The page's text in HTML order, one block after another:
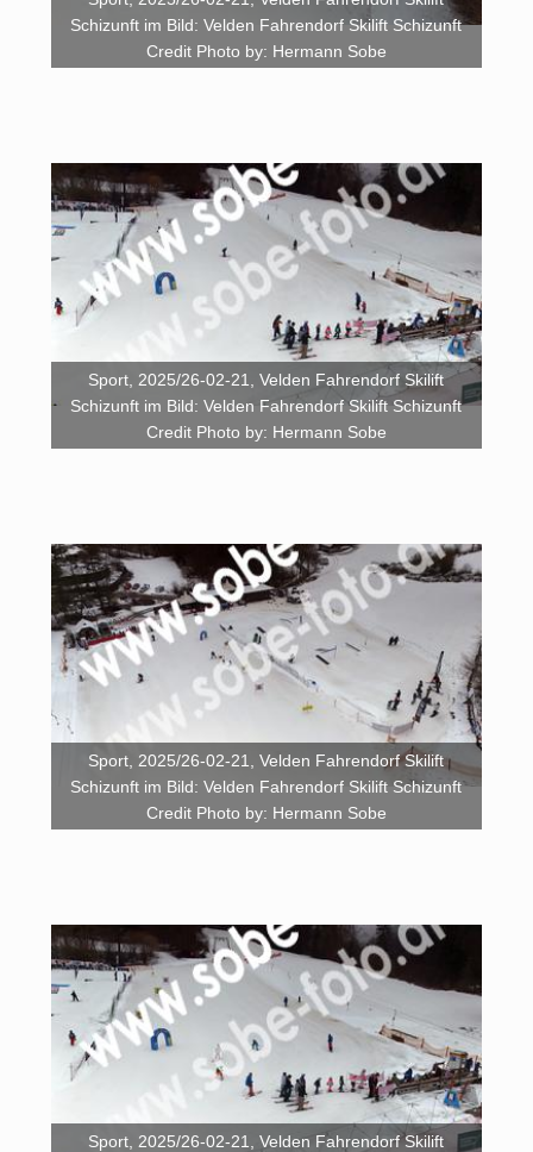
Schizunft im Bild: Velden Fahrendorf Skilift Schizunft
Credit Photo by: Hermann Sobe
Sport, 2025/26-02-21, Velden Fahrendorf Skilift
Schizunft im Bild: Velden Fahrendorf Skilift Schizunft
Credit Photo by: Hermann Sobe
Sport, 2025/26-02-21, Velden Fahrendorf Skilift
Schizunft im Bild: Velden Fahrendorf Skilift Schizunft
Credit Photo by: Hermann Sobe
Sport, 2025/26-02-21, Velden Fahrendorf Skilift